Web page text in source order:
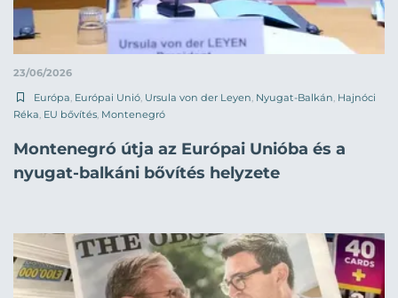
23/06/2026
Európa, Európai Unió, Ursula von der Leyen, Nyugat-Balkán, Hajnóci
Réka, EU bővítés, Montenegró
Montenegró útja az Európai Unióba és a
nyugat-balkáni bővítés helyzete